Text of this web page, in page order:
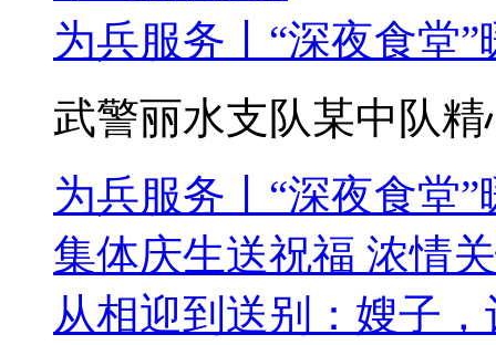
为兵服务丨“深夜食堂”
武警丽水支队某中队
为兵服务丨“深夜食堂
集体庆生送祝福 浓情
从相迎到送别：嫂子